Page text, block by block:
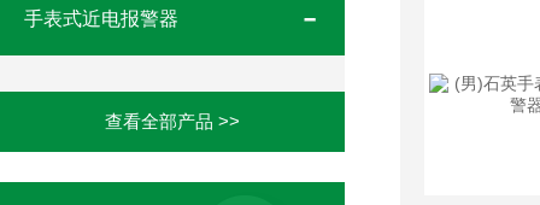
手表式近电报警器
查看全部产品 >>